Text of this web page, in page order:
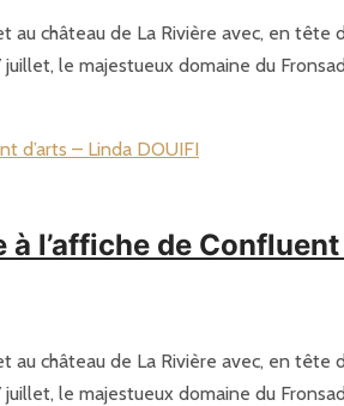
château de La Rivière avec, en
le majestueux domaine du
l’affiche de
château de La Rivière avec, en
le majestueux domaine du